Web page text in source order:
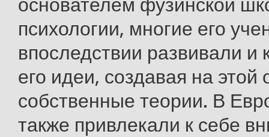
основателем фузинской
психологии, многие его
впоследствии развивали и
его идеи, создавая на этой
собственные теории. В
также привлекали к себе